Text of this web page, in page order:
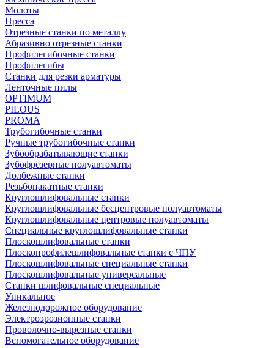
Молоты
Пресса
Отрезные станки по металлу
Абразивно отрезные станки
Профилегибочные станки
Профилегибы
Станки для резки арматуры
Ленточные пилы
OPTIMUM
PILOUS
PROMA
Трубогибочные станки
Ручные трубогибочные станки
Зубообрабатывающие станки
Зубофрезерные полуавтоматы
Долбежные станки
Резьбонакатные станки
Круглошлифовальные станки
Круглошлифовальные бесцентровые полуавтоматы
Круглошлифовальные центровые полуавтоматы
Специальные круглошлифовальные станки
Плоскошлифовальные станки
Плоскопрофилешлифовальные станки с ЧПУ
Плоскошлифовальные специальные станки
Плоскошлифовальные универсальные
Станки шлифовальные специальные
Уникальное
Железнодорожное оборудование
Электроэрозионные станки
Проволочно-вырезные станки
Вспомогательное оборудование